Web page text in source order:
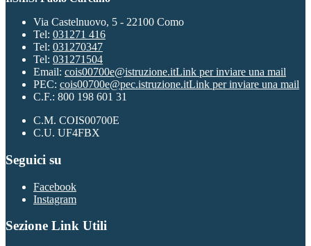
Via Castelnuovo, 5 - 22100 Como
Tel: 031271 416
Tel: 031270347
Tel: 031271504
Email: cois00700e@istruzione.itLink per inviare una mail
PEC: cois00700e@pec.istruzione.itLink per inviare una mail
C.F.: 800 198 601 31
C.M. COIS00700E
C.U. UF4FBX
Seguici su
Facebook
Instagram
Sezione Link Utili